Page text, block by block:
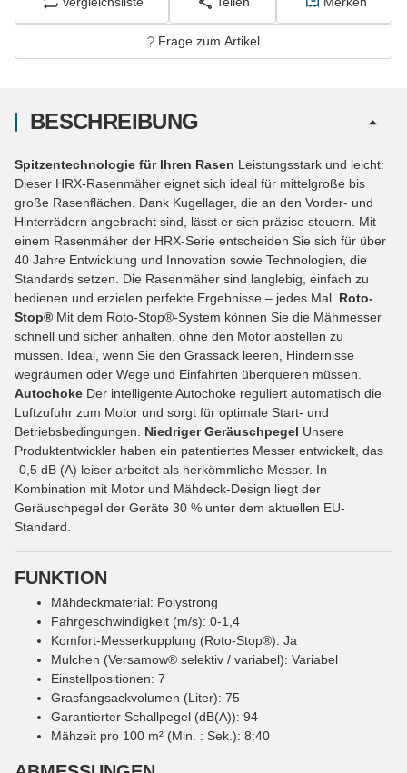
Frage zum Artikel
BESCHREIBUNG
Spitzentechnologie für Ihren Rasen Leistungsstark und leicht:
Dieser HRX-Rasenmäher eignet sich ideal für mittelgroße bis
große Rasenflächen. Dank Kugellager, die an den Vorder- und
Hinterrädern angebracht sind, lässt er sich präzise steuern. Mit
einem Rasenmäher der HRX-Serie entscheiden Sie sich für über
40 Jahre Entwicklung und Innovation sowie Technologien, die
Standards setzen. Die Rasenmäher sind langlebig, einfach zu
bedienen und erzielen perfekte Ergebnisse – jedes Mal. Roto-
Stop® Mit dem Roto-Stop®-System können Sie die Mähmesser
schnell und sicher anhalten, ohne den Motor abstellen zu
müssen. Ideal, wenn Sie den Grassack leeren, Hindernisse
wegräumen oder Wege und Einfahrten überqueren müssen.
Autochoke Der intelligente Autochoke reguliert automatisch die
Luftzufuhr zum Motor und sorgt für optimale Start- und
Betriebsbedingungen. Niedriger Geräuschpegel Unsere
Produktentwickler haben ein patentiertes Messer entwickelt, das
-0,5 dB (A) leiser arbeitet als herkömmliche Messer. In
Kombination mit Motor und Mähdeck-Design liegt der
Geräuschpegel der Geräte 30 % unter dem aktuellen EU-
Standard.
FUNKTION
Mähdeckmaterial: Polystrong
Fahrgeschwindigkeit (m/s): 0-1,4
Komfort-Messerkupplung (Roto-Stop®): Ja
Mulchen (Versamow® selektiv / variabel): Variabel
Einstellpositionen: 7
Grasfangsackvolumen (Liter): 75
Garantierter Schallpegel (dB(A)): 94
Mähzeit pro 100 m² (Min. : Sek.): 8:40